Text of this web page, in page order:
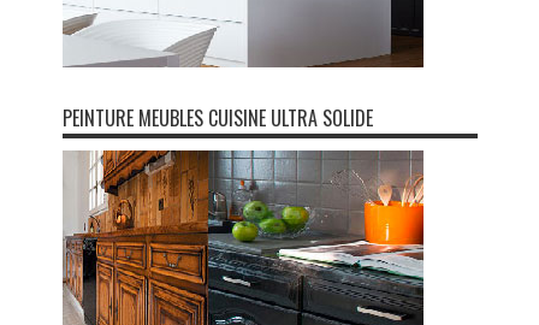
PEINTURE MEUBLES CUISINE ULTRA SOLIDE